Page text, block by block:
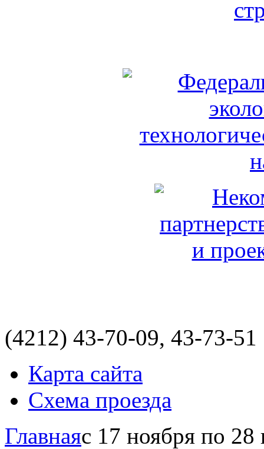
(4212) 43-70-09, 43-73-51
Карта сайта
Схема проезда
Главнаяс 17 ноября по 28